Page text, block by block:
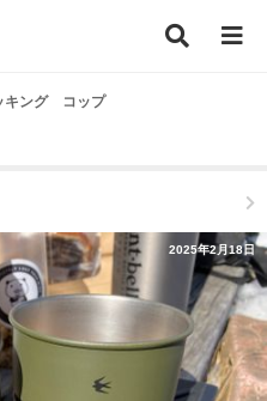
キング コップ
2025年2月18日